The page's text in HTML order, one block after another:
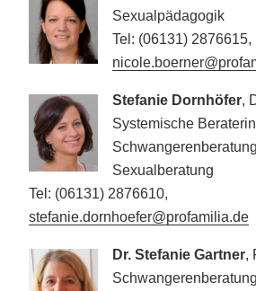
Sexualpädagogik
Tel: (06131) 2876615,
Stefanie Dornhöfer,
Systemische
Sexualberatung
Tel: (06131) 2876610,
stefanie.dornhoefer@profamilia.de
Dr. Stefanie Gartner,